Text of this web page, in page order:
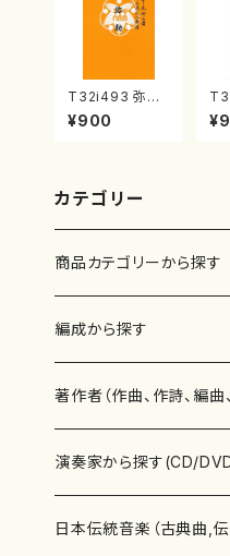
T32i493 弥勒
（尺八/野村正峰/
楽譜）都山流公
¥900
風
村
カテゴリー
商品カテゴリーから探す
楽譜
書籍
書籍
テキストブック
CD・DVD
チケット
編成から探す
邦楽器
箏・琴（ソロ）
箏・琴（合奏）
合唱
混声合唱
歌・声
著作者（作曲、作詩、編曲
あ行
青木省三(アオキ ショウゾウ)
か行
演奏家から探す(CD/
邦楽（箏、三味線、尺八等
日本伝統音楽（古典曲,